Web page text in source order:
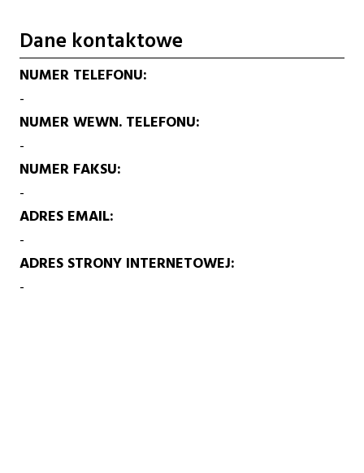
Dane kontaktowe
NUMER TELEFONU
-
NUMER WEWN. TELEFONU
-
NUMER FAKSU
-
ADRES EMAIL
-
ADRES STRONY INTERNETOWEJ
-